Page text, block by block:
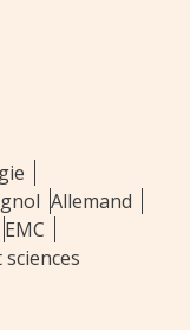
Allemand
EMC